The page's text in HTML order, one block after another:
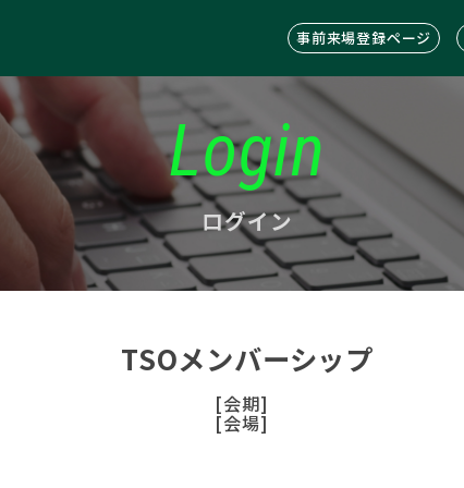
事前来場登録ページ
Login
ログイン
TSOメンバーシップ
[会期]
[会場]